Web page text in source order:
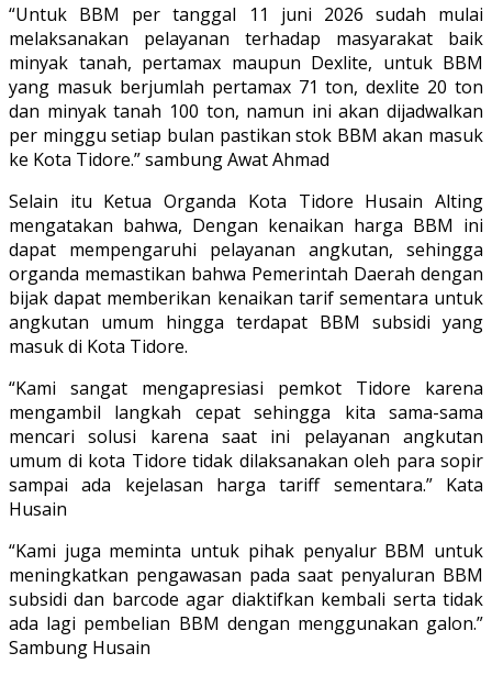
“Untuk BBM per tanggal 11 juni 2026 sudah mulai
melaksanakan pelayanan terhadap masyarakat baik
minyak tanah, pertamax maupun Dexlite, untuk BBM
yang masuk berjumlah pertamax 71 ton, dexlite 20 ton
dan minyak tanah 100 ton, namun ini akan dijadwalkan
per minggu setiap bulan pastikan stok BBM akan masuk
ke Kota Tidore.” sambung Awat Ahmad
Selain itu Ketua Organda Kota Tidore Husain Alting
mengatakan bahwa, Dengan kenaikan harga BBM ini
dapat mempengaruhi pelayanan angkutan, sehingga
organda memastikan bahwa Pemerintah Daerah dengan
bijak dapat memberikan kenaikan tarif sementara untuk
angkutan umum hingga terdapat BBM subsidi yang
masuk di Kota Tidore.
“Kami sangat mengapresiasi pemkot Tidore karena
mengambil langkah cepat sehingga kita sama-sama
mencari solusi karena saat ini pelayanan angkutan
umum di kota Tidore tidak dilaksanakan oleh para sopir
sampai ada kejelasan harga tariff sementara.” Kata
Husain
“Kami juga meminta untuk pihak penyalur BBM untuk
meningkatkan pengawasan pada saat penyaluran BBM
subsidi dan barcode agar diaktifkan kembali serta tidak
ada lagi pembelian BBM dengan menggunakan galon.”
Sambung Husain